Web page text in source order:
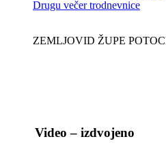
Drugu večer trodnevnice
ZEMLJOVID ŽUPE
Video – izdvojeno